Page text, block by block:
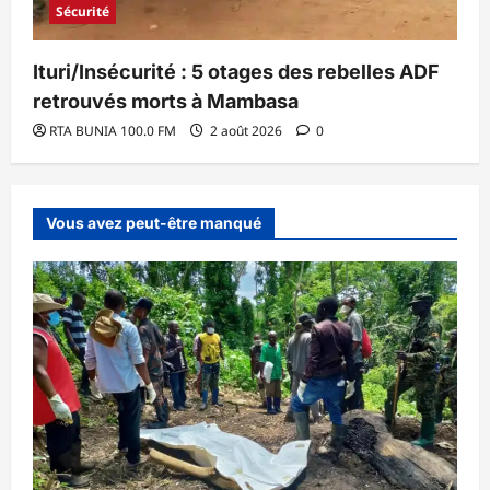
Sécurité
Ituri/Insécurité : 5 otages des rebelles ADF
retrouvés morts à Mambasa
RTA BUNIA 100.0 FM 2 août 2026 0
Vous avez peut-être manqué